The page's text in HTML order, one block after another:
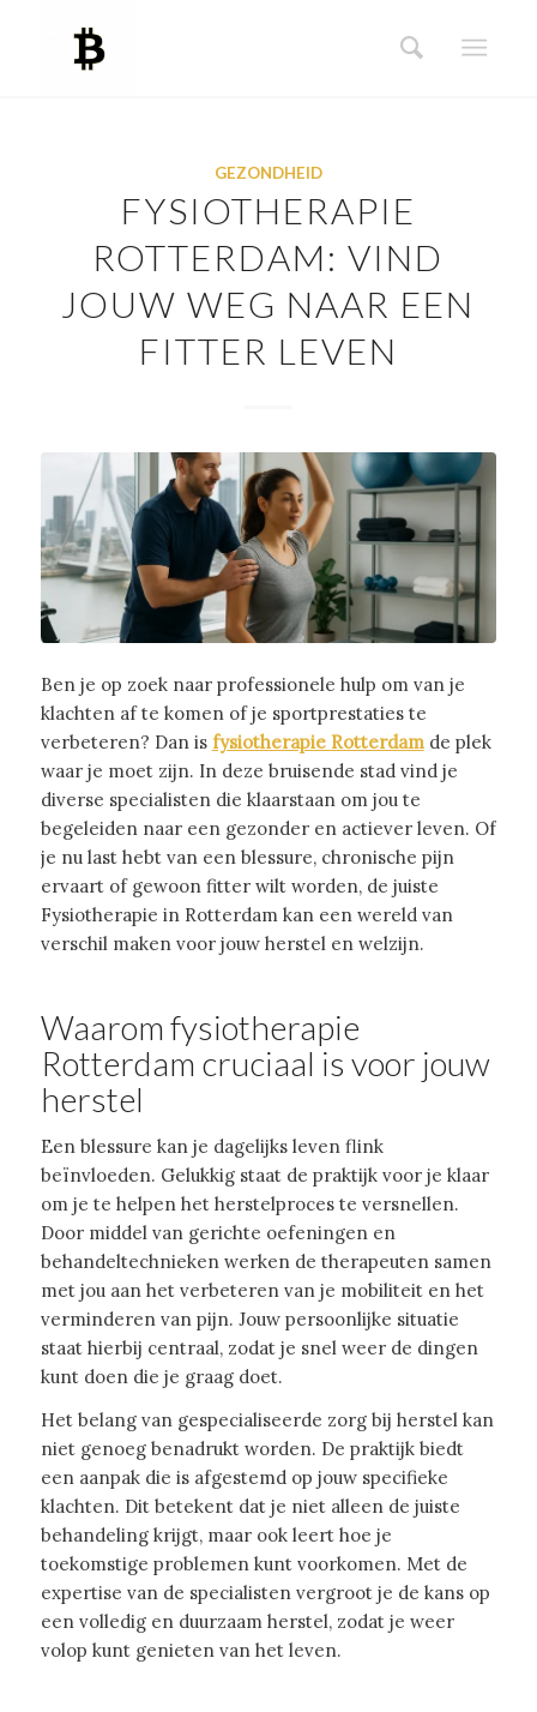
GEZONDHEID
FYSIOTHERAPIE
ROTTERDAM: VIND
JOUW WEG NAAR EEN
FITTER LEVEN
Ben je op zoek naar professionele hulp om van je
klachten af te komen of je sportprestaties te
verbeteren? Dan is fysiotherapie Rotterdamde plek
waar je moet zijn. In deze bruisende stad vind je
diverse specialisten die klaarstaan om jou te
begeleiden naar een gezonder en actiever leven. Of
je nu last hebt van een blessure, chronische pijn
ervaart of gewoon fitter wilt worden, de juiste
Fysiotherapie in Rotterdam kan een wereld van
verschil maken voor jouw herstel en welzijn.
Waarom fysiotherapie
Rotterdam cruciaal is voor jouw
herstel
Een blessure kan je dagelijks leven flink
beïnvloeden. Gelukkig staat de praktijk voor je klaar
om je te helpen het herstelproces te versnellen.
Door middel van gerichte oefeningen en
behandeltechnieken werken de therapeuten samen
met jou aan het verbeteren van je mobiliteit en het
verminderen van pijn. Jouw persoonlijke situatie
staat hierbij centraal, zodat je snel weer de dingen
kunt doen die je graag doet.
Het belang van gespecialiseerde zorg bij herstel kan
niet genoeg benadrukt worden. De praktijk biedt
een aanpak die is afgestemd op jouw specifieke
klachten. Dit betekent dat je niet alleen de juiste
behandeling krijgt, maar ook leert hoe je
toekomstige problemen kunt voorkomen. Met de
expertise van de specialisten vergroot je de kans op
een volledig en duurzaam herstel, zodat je weer
volop kunt genieten van het leven.